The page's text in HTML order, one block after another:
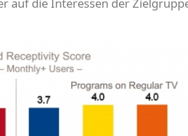
auf die Interessen der